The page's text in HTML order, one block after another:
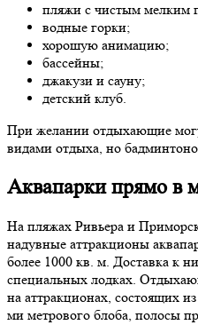
пляжи с чистым мелким
водные горки;
хорошую анимацию;
бассейны;
джакузи и сауну;
детский клуб.
При желании отдыхающие
видами отдыха, но
Аквапарки прямо в
На пляжах Ривьера и
надувные аттракционы
более 1000 кв. м. Доставка к
специальных лодках.
на аттракционах, состоящих
ми метрового блоба, полосы